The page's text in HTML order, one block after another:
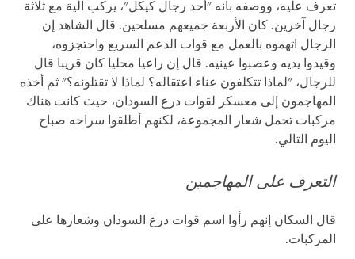
تعرف عليه، ووصفه بأنه "أحد رجال كيكل"، يركب آلية مع ثلاثة
رجال آخرين. كان الأربعة جميعهم مسلحين. قال الشاهد إن
الرجال اتهموه بالعمل مع قوات الدعم السريع واحتجزوه،
وقيدوا يديه وعصبوا عينيه. قال إن راعيا محليا كان قريبا قال
للرجال، "لماذا تتكلفون عناء اعتقاله؟ لماذا لا تقتلونه؟" ثم أخذه
المهاجمون إلى معسكر لقوات درع السودان، حيث كانت هناك
مركبات تحمل شعار المجموعة، لكنهم أطلقوا سراحه صباح
اليوم التالي.
التعرف على المهاجمين
قال السكان إنهم رأوا اسم قوات درع السودان وشعارها على
المركبات.